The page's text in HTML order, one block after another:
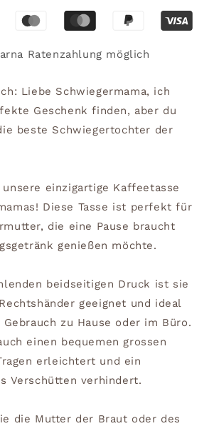
Ratenzahlung möglich
Liebe Schwiegermama, ich
Geschenk finden, aber du
beste Schwiegertochter der
einzigartige Kaffeetasse
Diese Tasse ist perfekt für
die eine Pause braucht
genießen möchte.
beidseitigen Druck ist sie
geeignet und ideal
zu Hause oder im Büro.
einen bequemen grossen
erleichtert und ein
Verschütten verhindert.
die Mutter der Braut oder des